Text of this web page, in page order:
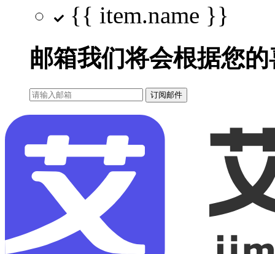
{{ item.name }}
邮箱我们将会根据您
订阅邮件